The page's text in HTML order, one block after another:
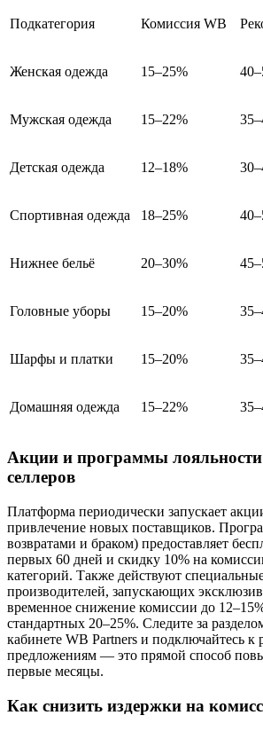
Подкатегория Комиссия WB
Женская одежда 15–25%
Мужская одежда 15–22%
Детская одежда 12–18%
Спортивная одежда 18–25%
Нижнее бельё 20–30%
Головные уборы 15–20%
Шарфы и платки 15–20%
Домашняя одежда 15–22%
Акции и программы
селлеров
Платформа периодически запускает
привлечение новых поставщиков.
возвратами и браком) предоставляет
первых 60 дней и скидку 10% на
категорий. Также действуют
производителей, запускающих
временное снижение комиссии до
стандартных 20–25%. Следите за
кабинете WB Partners и подключайтесь к
предложениям — это прямой способ
первые месяцы.
Как снизить издержки на